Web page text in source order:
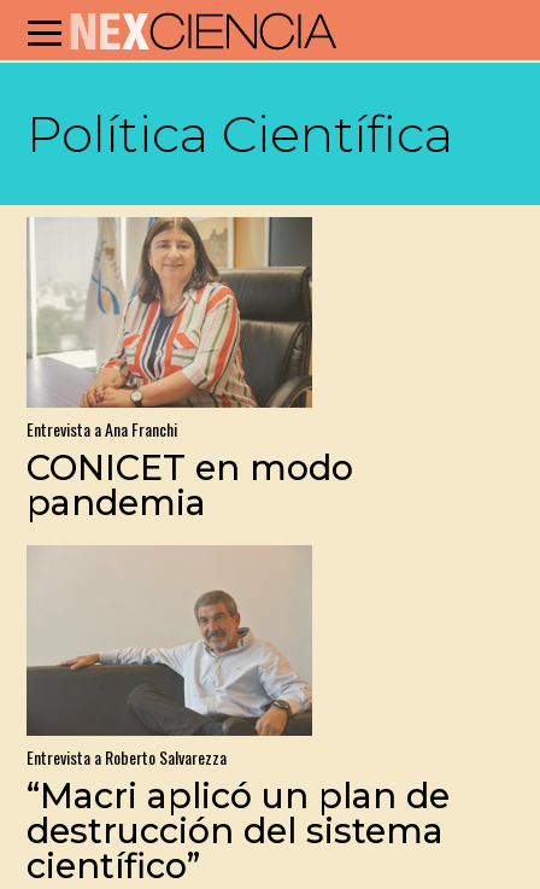
Política Científica
Entrevista a Ana Franchi
CONICET en modo
pandemia
Entrevista a Roberto Salvarezza
“Macri aplicó un plan de
destrucción del sistema
científico”